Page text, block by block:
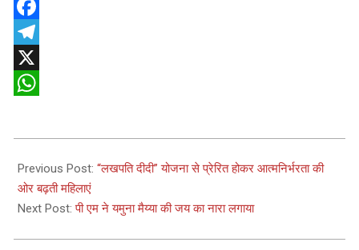
Facebook
Telegram
X
02-
08
Previous Post: “लखपति दीदी” योजना से प्रेरित होकर आत्मनिर्भरता की
ओर बढ़ती महिलाएं
Next Post:पी एम ने यमुना मैय्या की जय का नारा लगाया